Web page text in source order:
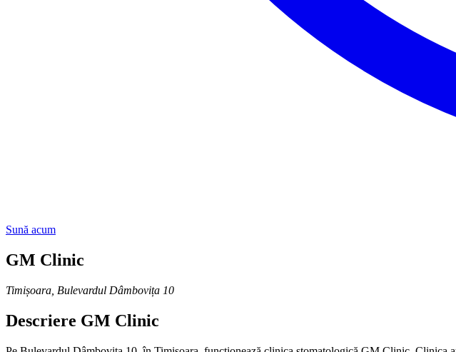
Sună acum
GM Clinic
Timișoara Bulevardul Dâmbovița 10
Descriere GM Clinic